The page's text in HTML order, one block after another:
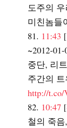
도주의
미친놈들
11:43
~2012-
중단, 리
주간의
http://t.co/
10:47
철의 죽